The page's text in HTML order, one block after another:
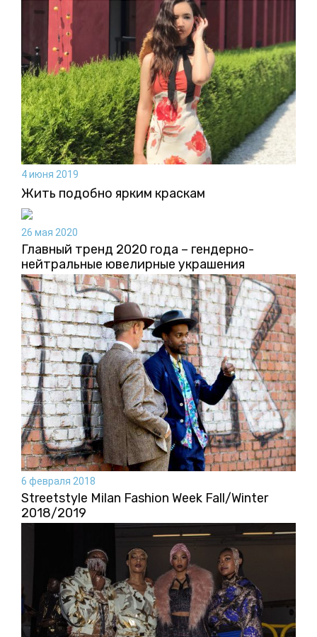
4 июня 2019
Жить подобно ярким краскам
26 мая 2020
Главный тренд 2020 года – гендерно-
нейтральные ювелирные украшения
6 февраля 2018
Streetstyle Milan Fashion Week Fall/Winter
2018/2019